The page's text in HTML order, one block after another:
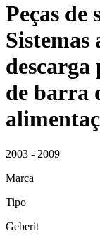
Peças
Sistemas
de barra
2003 - 2009
Marca
Tipo
Geberit